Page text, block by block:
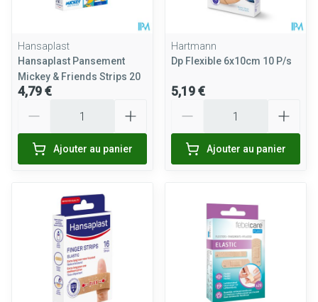
Hansaplast
Hansaplast Pansement
Mickey & Friends Strips 20
4,79 €
Ajouter au panier
Hartmann
Dp Flexible 6x10cm 10 P/s
5,19 €
Ajouter au panier